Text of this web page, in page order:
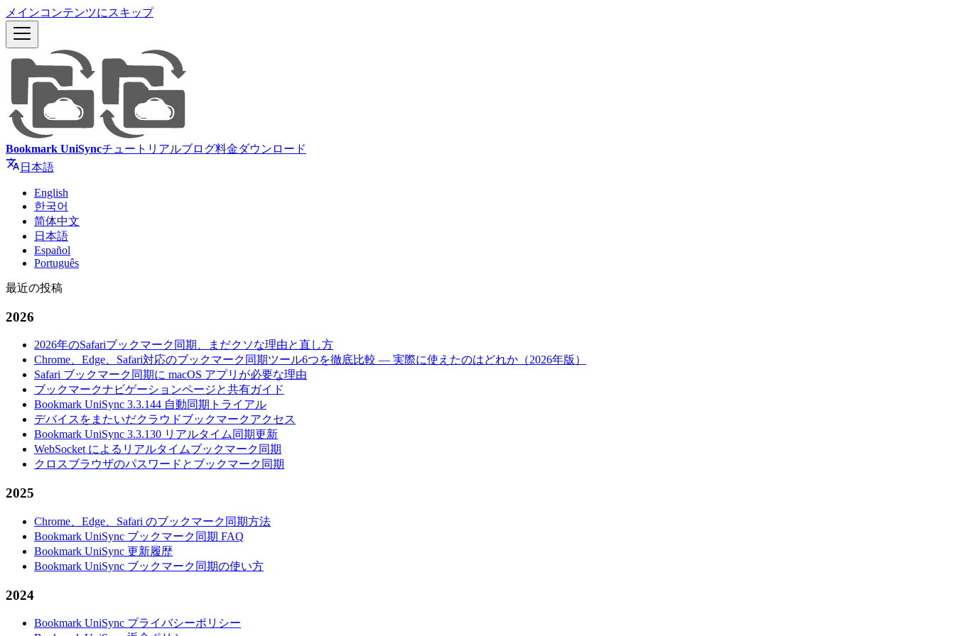
メインコンテンツにスキップ
Bookmark UniSyncチュートリアルブログ料金ダウンロード
日本語
English
한국어
简体中文
日本語
Español
Português
最近の投稿
2026
2026年のSafariブックマーク同期、まだクソな理由と直し方
Chrome、Edge、Safari対応のブックマーク同期ツール6つを徹底比較 — 実際に使えたのはどれか（2026年版）
Safari ブックマーク同期に macOS アプリが必要な理由
ブックマークナビゲーションページと共有ガイド
Bookmark UniSync 3.3.144 自動同期トライアル
デバイスをまたいだクラウドブックマークアクセス
Bookmark UniSync 3.3.130 リアルタイム同期更新
WebSocket によるリアルタイムブックマーク同期
クロスブラウザのパスワードとブックマーク同期
2025
Chrome、Edge、Safari のブックマーク同期方法
Bookmark UniSync ブックマーク同期 FAQ
Bookmark UniSync 更新履歴
Bookmark UniSync ブックマーク同期の使い方
2024
Bookmark UniSync プライバシーポリシー